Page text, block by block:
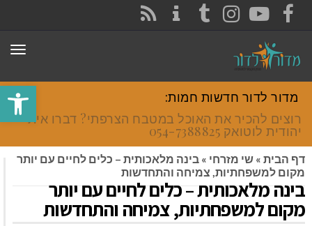
פתח
FACEBOOK
YOUTUBE
INSTAGRAM
TUMBLR
מדור לדור חדשות חמות:
רוצים להכיר את האוכל במטבח הצרפתי? דברו איתי
יהודית לוטואק 054-7388825.
דף הבית » שי מזרחי » בינה מלאכותית – כלים לחיים עם יותר
מקום למשפחתיות, צמיחה והתחדשות
בינה מלאכותית – כלים לחיים עם יותר
מקום למשפחתיות, צמיחה והתחדשות